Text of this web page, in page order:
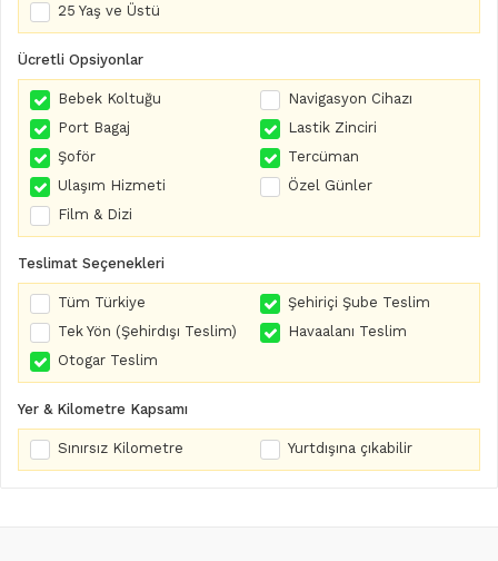
25 Yaş ve Üstü
Ücretli Opsiyonlar
Bebek Koltuğu
Navigasyon Cihazı
Port Bagaj
Lastik Zinciri
Şoför
Tercüman
Ulaşım Hizmeti
Özel Günler
Film & Dizi
Teslimat Seçenekleri
Tüm Türkiye
Şehiriçi Şube Teslim
Tek Yön (Şehirdışı Teslim)
Havaalanı Teslim
Otogar Teslim
Yer & Kilometre Kapsamı
Sınırsız Kilometre Yurtdışına çıkabilir